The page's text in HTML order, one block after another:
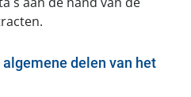
delen van het